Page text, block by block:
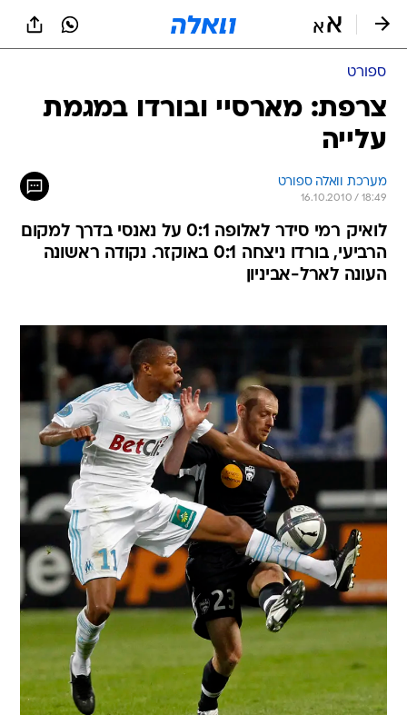
ספורט
צרפת: מארסיי ובורדו במגמת
עלייה
מערכת וואלה ספורט
16.10.2010 / 18:49
לואיק רמי סידר לאלופה 0:1 על נאנסי בדרך למקום
הרביעי, בורדו ניצחה 0:1 באוקזר. נקודה ראשונה
העונה לארל-אביניון